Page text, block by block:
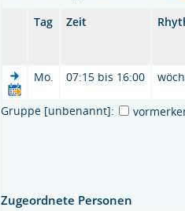
Tag Zeit
Mo. 07:15 bis 16:00
Gruppe [unbenannt]:
Zugeordnete Personen